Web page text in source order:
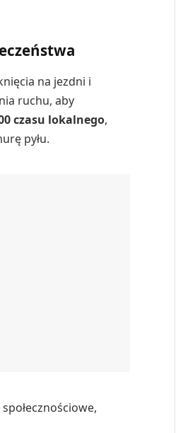
na jezdni i
ruchu, aby
czasu lokalnego,
pyłu.